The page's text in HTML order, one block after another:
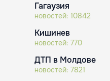
Гагаузия
новостей: 10842
Кишинев
новостей: 770
ДТП в Молдове
новостей: 7821